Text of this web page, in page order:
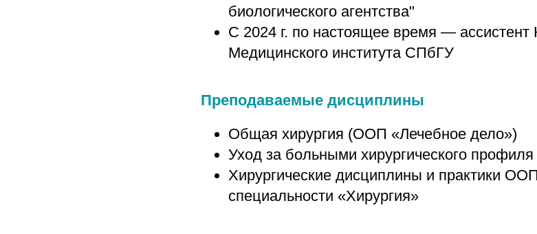
биологического агентства"
С 2024 г. по настоящее время —
Медицинского института СПбГУ
Преподаваемые дисциплины
Общая хирургия (ООП «Лечебное дело»)
Уход за больными хирургического
Хирургические дисциплины и практики
специальности «Хирургия»